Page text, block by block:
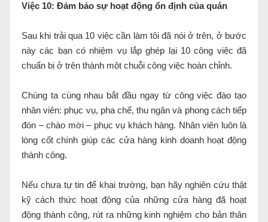
Việc 10: Đảm bảo sự hoạt động ổn định của quán
Sau khi trải qua 10 việc cần làm tôi đã nói ở trên, ở bước
này các bạn có nhiệm vụ lắp ghép lại 10 công việc đã
chuẩn bị ở trên thành một chuỗi công việc hoàn chỉnh.
Chúng ta cùng nhau bắt đầu ngay từ công việc đào tạo
nhân viên: phục vụ, pha chế, thu ngân và phong cách tiếp
đón – chào mời – phục vụ khách hàng. Nhân viên luôn là
lòng cốt chính giúp các cửa hàng kinh doanh hoạt động
thành công.
Nếu chưa tự tin để khai trường, bạn hãy nghiên cứu thật
kỹ cách thức hoạt động của những cửa hàng đã hoạt
động thành công, rút ra những kinh nghiệm cho bản thân